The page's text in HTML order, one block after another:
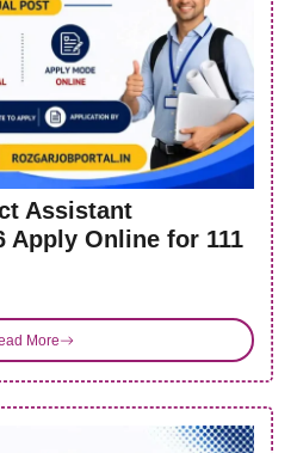
Assistant
Apply Online for 111
More